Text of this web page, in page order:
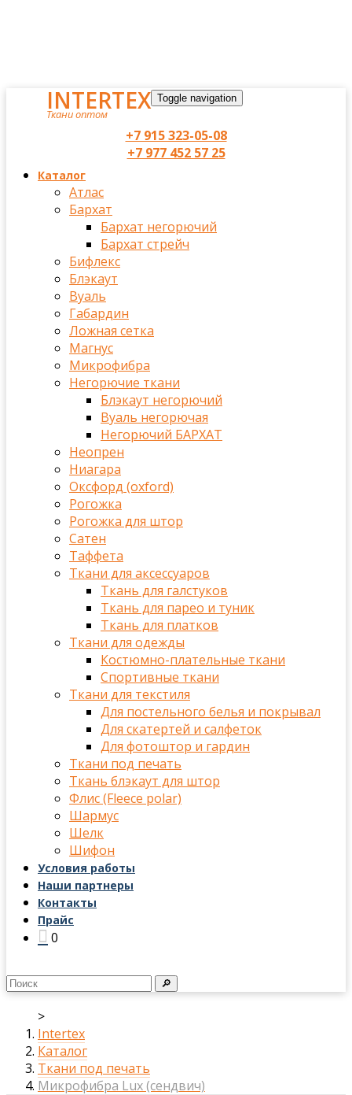
Toggle navigation
INTERTEX
Ткани оптом
+7 915 323-05-08
+7 977 452 57 25
Каталог
Атлас
Бархат
Бархат негорючий
Бархат стрейч
Бифлекс
Блэкаут
Вуаль
Габардин
Ложная сетка
Магнус
Микрофибра
Негорючие ткани
Блэкаут негорючий
Вуаль негорючая
Негорючий БАРХАТ
Неопрен
Ниагара
Оксфорд (oxford)
Рогожка
Рогожка для штор
Сатен
Таффета
Ткани для аксессуаров
Ткань для галстуков
Ткань для парео и туник
Ткань для платков
Ткани для одежды
Костюмно-плательные ткани
Спортивные ткани
Ткани для текстиля
Для постельного белья и покрывал
Для скатертей и салфеток
Для фотоштор и гардин
Ткани под печать
Ткань блэкаут для штор
Флис (Fleece polar)
Шармус
Шелк
Шифон
Условия работы
Наши партнеры
Контакты
Прайс
0
🔎
>
Intertex
Каталог
Ткани под печать
Микрофибра Lux (сендвич)